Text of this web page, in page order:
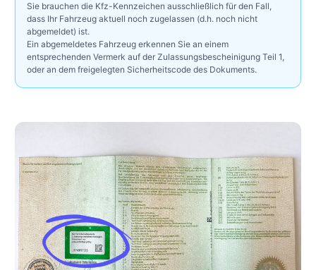
Sie brauchen die Kfz-Kennzeichen ausschließlich für den Fall,
dass Ihr Fahrzeug aktuell noch zugelassen (d.h. noch nicht
abgemeldet) ist.
Ein abgemeldetes Fahrzeug erkennen Sie an einem
entsprechenden Vermerk auf der Zulassungsbescheinigung Teil 1,
oder an dem freigelegten Sicherheitscode des Dokuments.